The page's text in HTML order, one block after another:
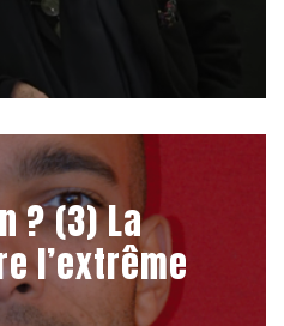
? (3) La
l’extrême